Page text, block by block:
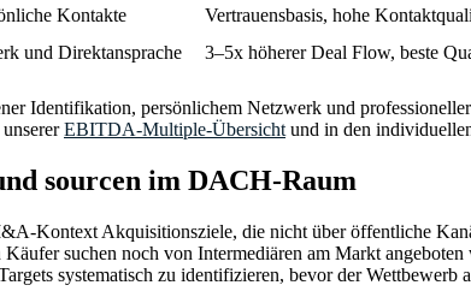
Kontakte Vertrauensbasis, hohe
und Direktansprache 3–5x höherer Deal Flow, beste
Identifikation, persönlichem Netzwerk und
EBITDA-Multiple-Übersicht und in den
sourcen im DACH-Raum
Kontext Akquisitionsziele, die nicht über öffentliche
suchen noch von Intermediären am Markt
systematisch zu identifizieren, bevor der Wettbewerb